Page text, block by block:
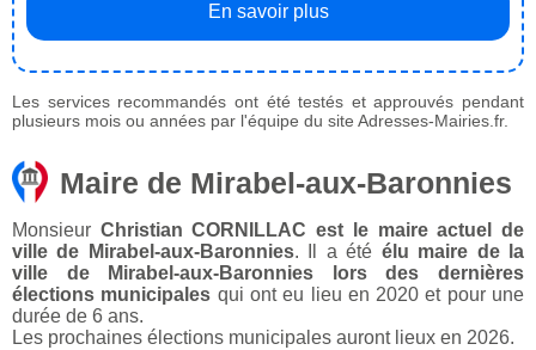
En savoir plus
Les services recommandés ont été testés et approuvés pendant
plusieurs mois ou années par l'équipe du site Adresses-Mairies.fr.
Maire de Mirabel-aux-Baronnies
Monsieur Christian CORNILLAC est le maire actuel de
ville de Mirabel-aux-Baronnies. Il a été élu maire de la
ville de Mirabel-aux-Baronnies lors des dernières
élections municipales qui ont eu lieu en 2020 et pour une
durée de 6 ans.
Les prochaines élections municipales auront lieux en 2026.